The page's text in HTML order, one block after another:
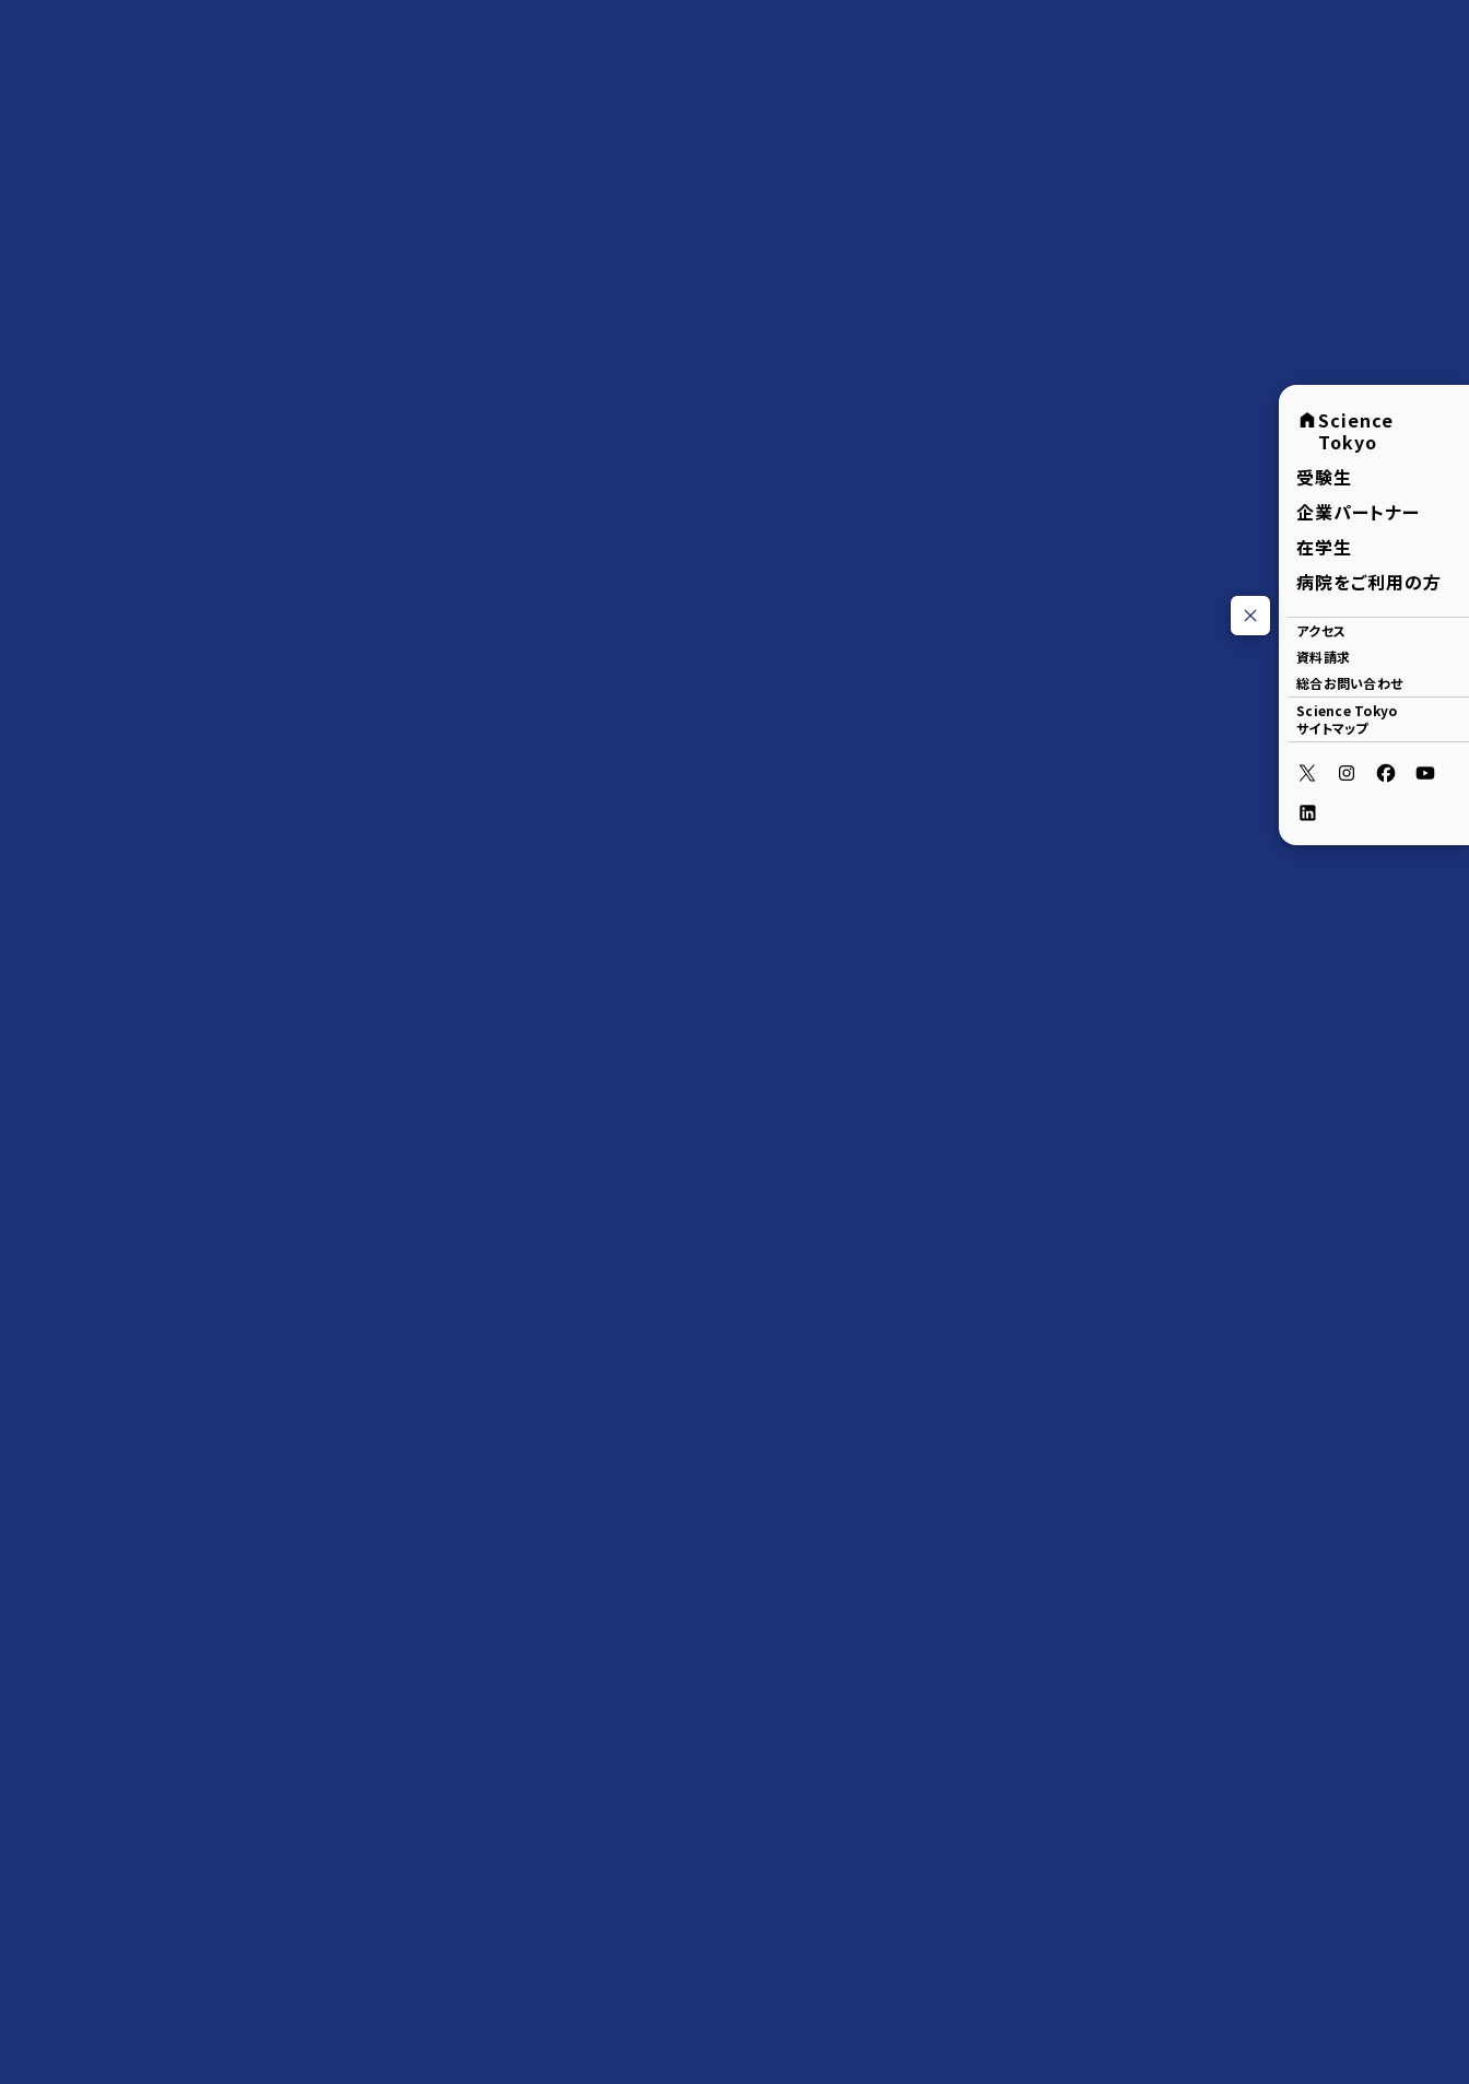
Science
Tokyo
受験生
企業パートナー
在学生
病院をご利用の方
アクセス
資料請求
総合お問い合わせ
Science Tokyo
サイトマップ